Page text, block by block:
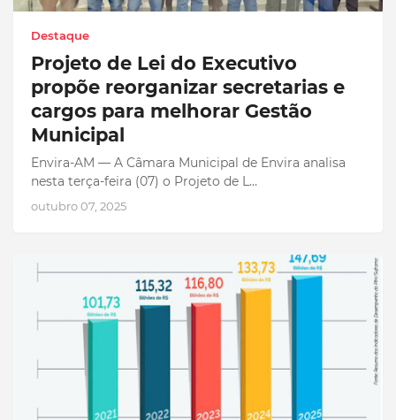
Destaque
Projeto de Lei do Executivo
propõe reorganizar secretarias e
cargos para melhorar Gestão
Municipal
Envira-AM — A Câmara Municipal de Envira analisa
nesta terça-feira (07) o Projeto de L…
outubro 07, 2025